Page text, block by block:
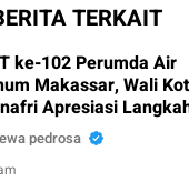
TERKAIT
ke-102 Perumda Air
Makassar, Wali
Apresiasi
Pelayanan
ewa pedrosa